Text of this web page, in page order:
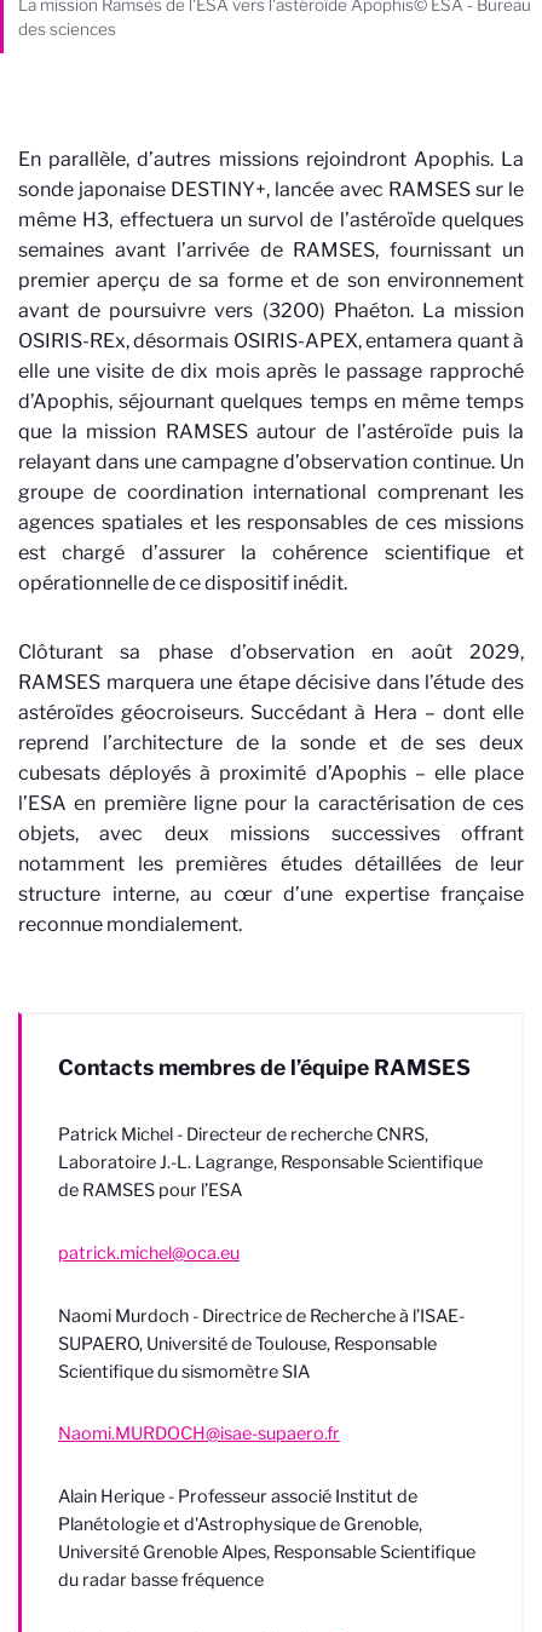
La mission Ramsès de l'ESA vers l'astéroïde Apophis© ESA - Bureau
des sciences
En parallèle, d’autres missions rejoindront Apophis. La
sonde japonaise DESTINY+, lancée avec RAMSES sur le
même H3, effectuera un survol de l’astéroïde quelques
semaines avant l’arrivée de RAMSES, fournissant un
premier aperçu de sa forme et de son environnement
avant de poursuivre vers (3200) Phaéton. La mission
OSIRIS-REx, désormais OSIRIS-APEX, entamera quant à
elle une visite de dix mois après le passage rapproché
d’Apophis, séjournant quelques temps en même temps
que la mission RAMSES autour de l’astéroïde puis la
relayant dans une campagne d’observation continue. Un
groupe de coordination international comprenant les
agences spatiales et les responsables de ces missions
est chargé d’assurer la cohérence scientifique et
opérationnelle de ce dispositif inédit.
Clôturant sa phase d’observation en août 2029,
RAMSES marquera une étape décisive dans l’étude des
astéroïdes géocroiseurs. Succédant à Hera – dont elle
reprend l’architecture de la sonde et de ses deux
cubesats déployés à proximité d’Apophis – elle place
l’ESA en première ligne pour la caractérisation de ces
objets, avec deux missions successives offrant
notamment les premières études détaillées de leur
structure interne, au cœur d’une expertise française
reconnue mondialement.
Contacts membres de l’équipe RAMSES
Patrick Michel - Directeur de recherche CNRS,
Laboratoire J.-L. Lagrange, Responsable Scientifique
de RAMSES pour l’ESA
patrick.michel@oca.eu
Naomi Murdoch - Directrice de Recherche à l’ISAE-
SUPAERO, Université de Toulouse, Responsable
Scientifique du sismomètre SIA
Naomi.MURDOCH@isae-supaero.fr
Alain Herique - Professeur associé Institut de
Planétologie et d'Astrophysique de Grenoble,
Université Grenoble Alpes, Responsable Scientifique
du radar basse fréquence